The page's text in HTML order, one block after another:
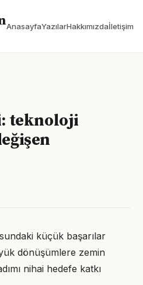
AnasayfaYazılarHakkımızdaİletişim
teknoloji
küçük başarılar
dönüşümlere zemin
nihai hedefe katkı